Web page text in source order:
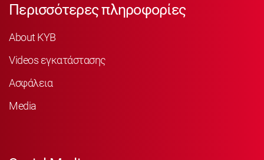
Περισσότερες πληροφορίες
About KYB
Videos εγκατάστασης
Ασφάλεια
Media